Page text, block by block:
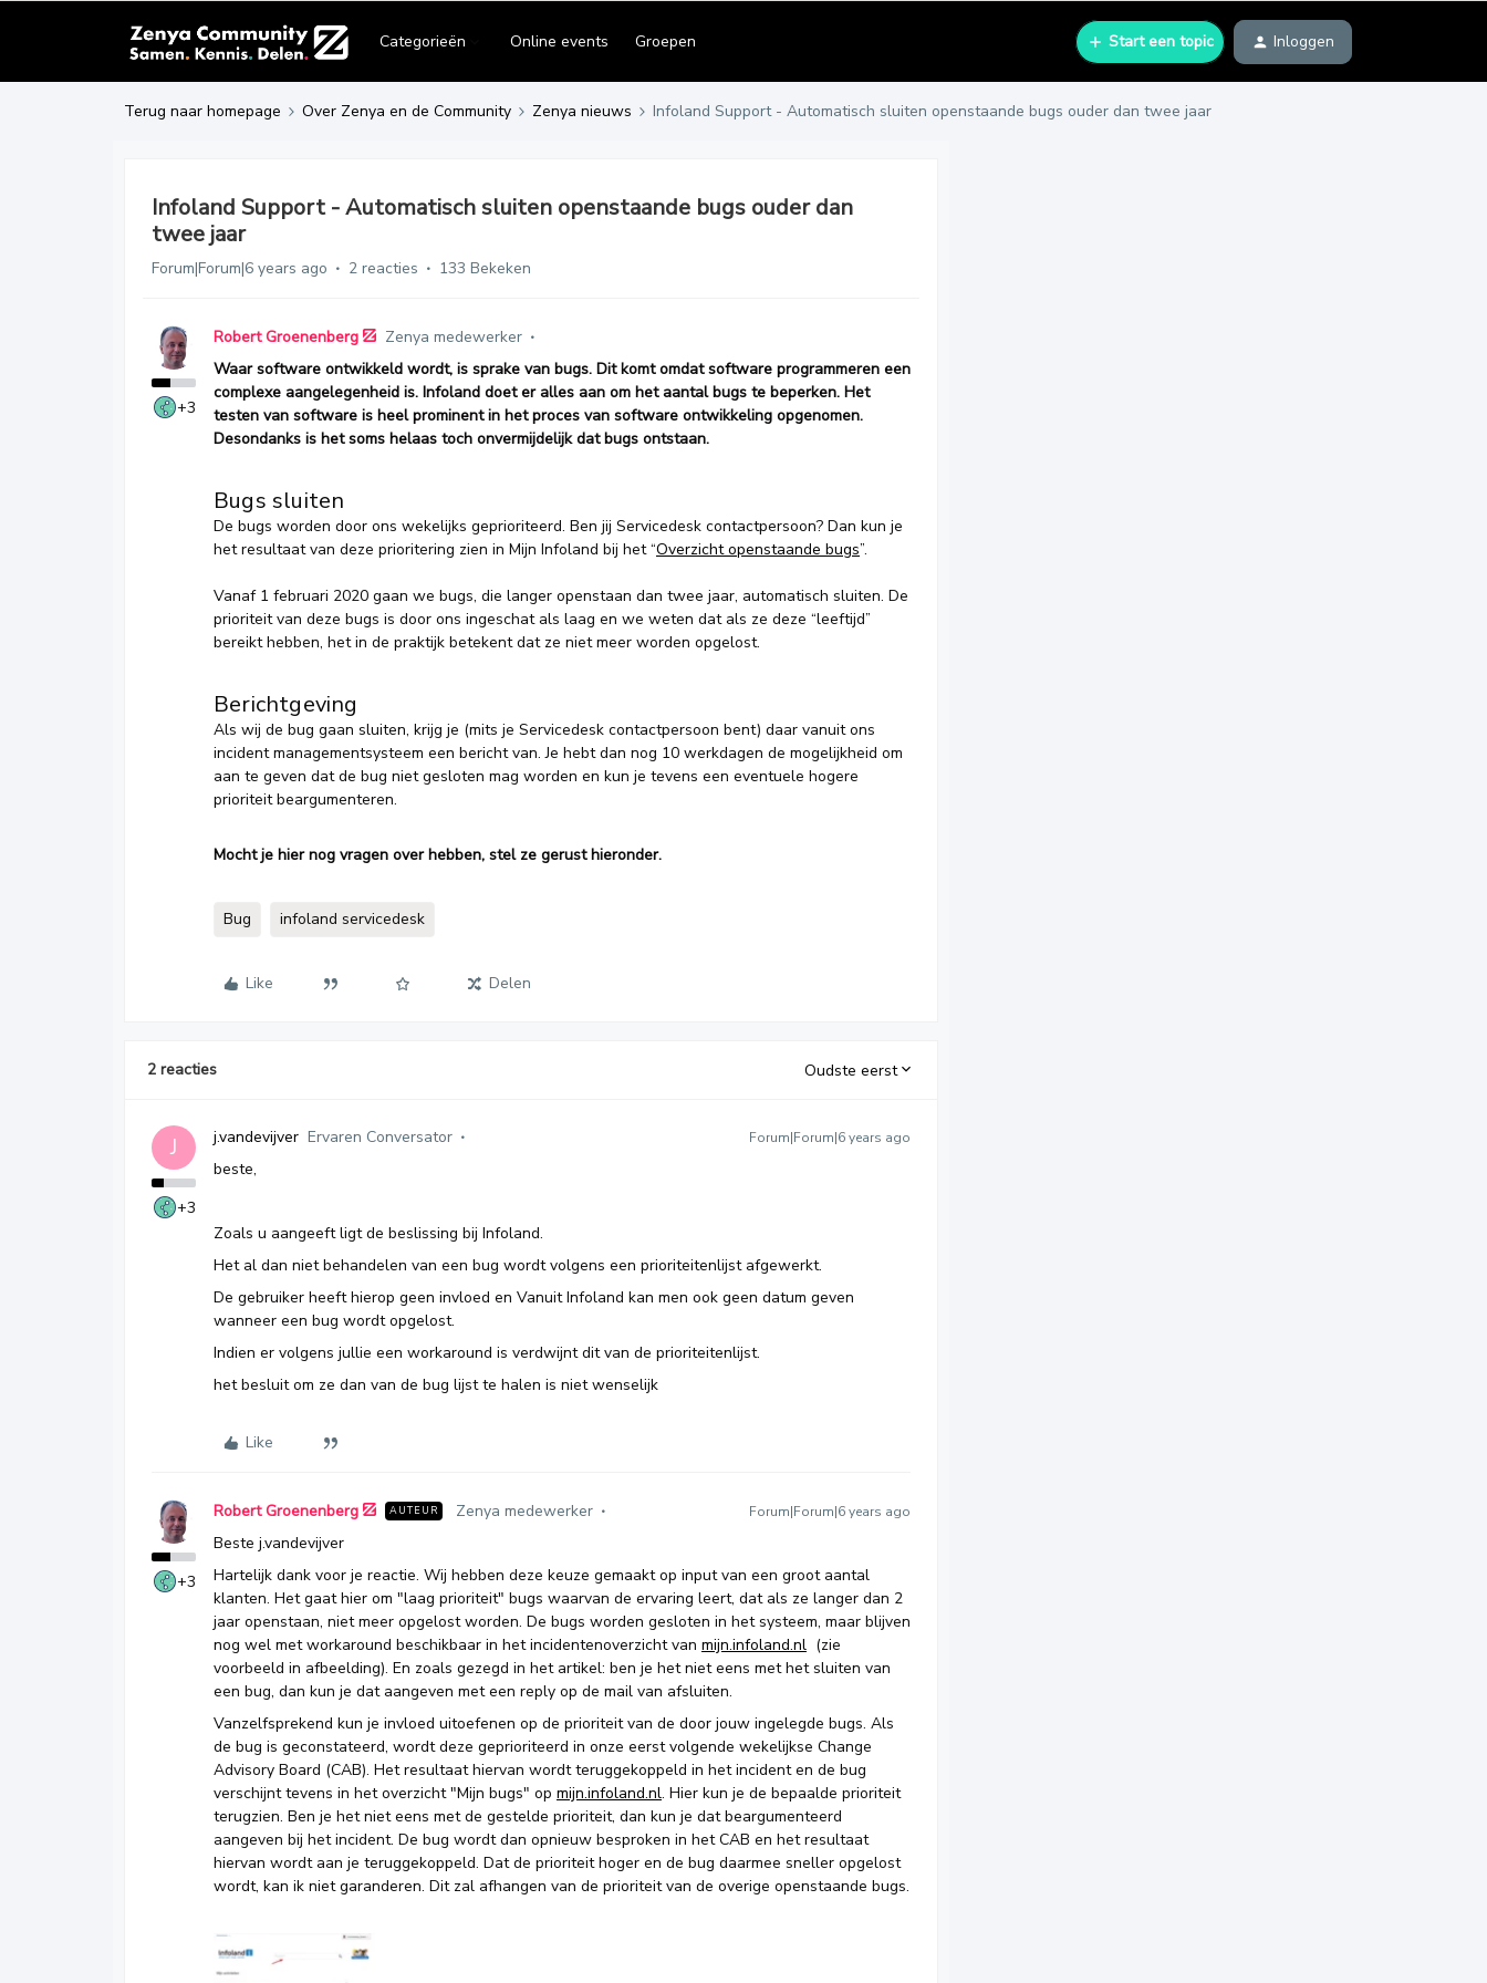
Categorieën Online events Groepen Start een topic Inloggen
Terug naar homepage Over Zenya en de Community Zenya nieuws Infoland Support - Automatisch sluiten openstaande bugs ouder dan twee jaar
Infoland Support - Automatisch sluiten openstaande bugs ouder dan
twee jaar
Forum|Forum|6 years ago 2 reacties 133 Bekeken
+3
Robert Groenenberg
Zenya medewerker
Waar software ontwikkeld wordt, is sprake van bugs. Dit komt omdat software programmeren een
complexe aangelegenheid is. Infoland doet er alles aan om het aantal bugs te beperken. Het
testen van software is heel prominent in het proces van software ontwikkeling opgenomen.
Desondanks is het soms helaas toch onvermijdelijk dat bugs ontstaan.
Bugs sluiten
De bugs worden door ons wekelijks geprioriteerd. Ben jij Servicedesk contactpersoon? Dan kun je
het resultaat van deze prioritering zien in Mijn Infoland bij het “Overzicht openstaande bugs”.
Vanaf 1 februari 2020 gaan we bugs, die langer openstaan dan twee jaar, automatisch sluiten. De
prioriteit van deze bugs is door ons ingeschat als laag en we weten dat als ze deze “leeftijd”
bereikt hebben, het in de praktijk betekent dat ze niet meer worden opgelost.
Berichtgeving
Als wij de bug gaan sluiten, krijg je (mits je Servicedesk contactpersoon bent) daar vanuit ons
incident managementsysteem een bericht van. Je hebt dan nog 10 werkdagen de mogelijkheid om
aan te geven dat de bug niet gesloten mag worden en kun je tevens een eventuele hogere
prioriteit beargumenteren.
Mocht je hier nog vragen over hebben, stel ze gerust hieronder.
Bug infoland servicedesk
Like Delen
2 reacties Oudste eerst
J
+3
j.vandevijver Ervaren Conversator Forum|Forum|6 years ago
beste,
Zoals u aangeeft ligt de beslissing bij Infoland.
Het al dan niet behandelen van een bug wordt volgens een prioriteitenlijst afgewerkt.
De gebruiker heeft hierop geen invloed en Vanuit Infoland kan men ook geen datum geven
wanneer een bug wordt opgelost.
Indien er volgens jullie een workaround is verdwijnt dit van de prioriteitenlijst.
het besluit om ze dan van de bug lijst te halen is niet wenselijk
Like
+3
Robert Groenenberg AUTEUR Zenya medewerker Forum|Forum|6 years ago
Beste j.vandevijver
Hartelijk dank voor je reactie. Wij hebben deze keuze gemaakt op input van een groot aantal
klanten. Het gaat hier om "laag prioriteit" bugs waarvan de ervaring leert, dat als ze langer dan 2
jaar openstaan, niet meer opgelost worden. De bugs worden gesloten in het systeem, maar blijven
nog wel met workaround beschikbaar in het incidentenoverzicht van mijn.infoland.nl (zie
voorbeeld in afbeelding). En zoals gezegd in het artikel: ben je het niet eens met het sluiten van
een bug, dan kun je dat aangeven met een reply op de mail van afsluiten.
Vanzelfsprekend kun je invloed uitoefenen op de prioriteit van de door jouw ingelegde bugs. Als
de bug is geconstateerd, wordt deze geprioriteerd in onze eerst volgende wekelijkse Change
Advisory Board (CAB). Het resultaat hiervan wordt teruggekoppeld in het incident en de bug
verschijnt tevens in het overzicht "Mijn bugs" op mijn.infoland.nl. Hier kun je de bepaalde prioriteit
terugzien. Ben je het niet eens met de gestelde prioriteit, dan kun je dat beargumenteerd
aangeven bij het incident. De bug wordt dan opnieuw besproken in het CAB en het resultaat
hiervan wordt aan je teruggekoppeld. Dat de prioriteit hoger en de bug daarmee sneller opgelost
wordt, kan ik niet garanderen. Dit zal afhangen van de prioriteit van de overige openstaande bugs.